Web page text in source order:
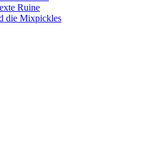
Ruine
die Mixpickles